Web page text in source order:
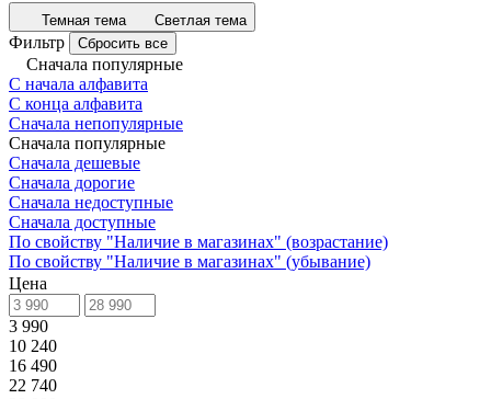
Темная тема Светлая тема
Фильтр Сбросить все
Сначала популярные
С начала алфавита
С конца алфавита
Сначала непопулярные
Сначала популярные
Сначала дешевые
Сначала дорогие
Сначала недоступные
Сначала доступные
По свойству "Наличие в магазинах" (возрастание)
По свойству "Наличие в магазинах" (убывание)
Цена
3 990
10 240
16 490
22 740